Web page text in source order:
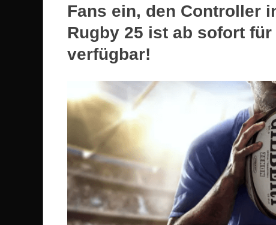
Fans ein, den Controller
Rugby 25 ist ab sofort für
verfügbar!